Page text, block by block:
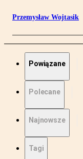
Przemysław Wojtasik
Powiązane
Polecane
Najnowsze
Tagi